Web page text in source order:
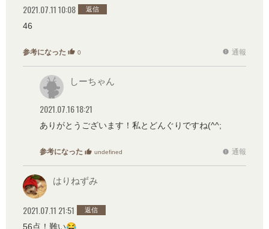
2021.07.11 10:08 返信
46
参考になった thumb_up 0 report 通報
しーちゃん
2021.07.16 18:21
ありがとうございます！私とどんぐりですね(^^;
参考になった thumb_up undefined report 通報
はりねずみ
2021.07.11 21:51 返信
56点！難い😂